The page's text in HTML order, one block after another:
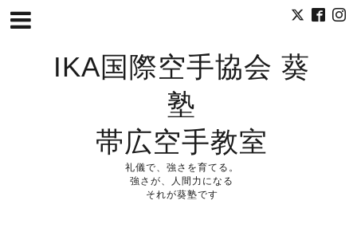
IKA国際空手協会 葵
塾
帯広空手教室
礼儀で、強さを育てる。
強さが、人間力になる
それが葵塾です